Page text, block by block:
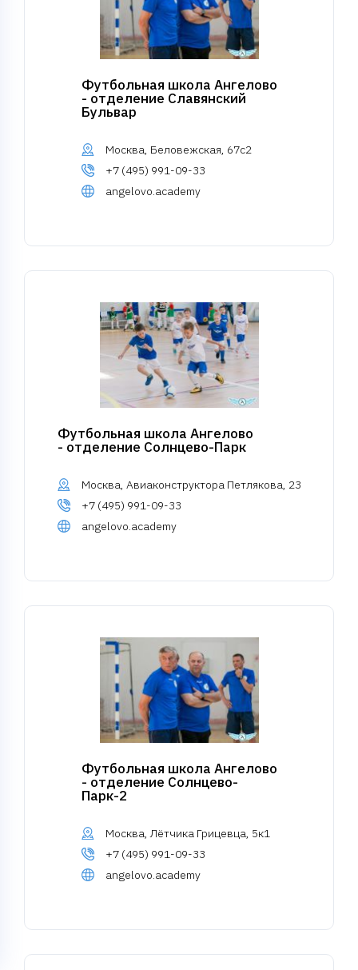
Футбольная школа Ангелово
- отделение Славянский
Бульвар
Москва, Беловежская, 67с2
+7 (495) 991-09-33
angelovo.academy
Футбольная школа Ангелово
- отделение Солнцево-Парк
Москва, Авиаконструктора Петлякова, 23
+7 (495) 991-09-33
angelovo.academy
Футбольная школа Ангелово
- отделение Солнцево-
Парк-2
Москва, Лётчика Грицевца, 5к1
+7 (495) 991-09-33
angelovo.academy